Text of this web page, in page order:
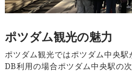
ポツダム観光の魅力
ポツダム観光ではポツダム中央駅
DB利用の場合ポツダム中央駅の